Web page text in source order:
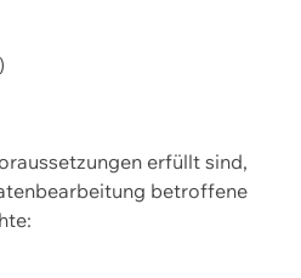
erfüllt sind,
betroffene